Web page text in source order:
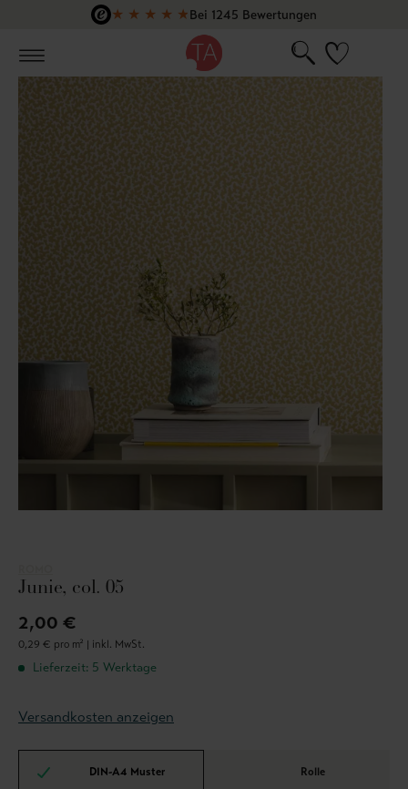
Zum Hauptinhalt springen
★ ★ ★ ★ ★Bei 1245 Bewertungen
Junie, col. 05
2,00 €
0,29 € pro m² | inkl. MwSt.
Lieferzeit: 5 Werktage
Versandkosten anzeigen
DIN-A4 Muster Rolle